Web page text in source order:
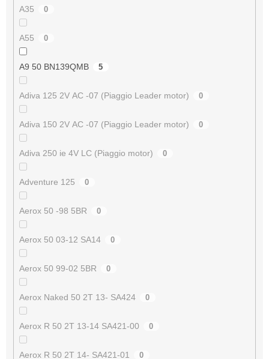
A35 0
A55 0
A9 50 BN139QMB 5
Adiva 125 2V AC -07 (Piaggio Leader motor) 0
Adiva 150 2V AC -07 (Piaggio Leader motor) 0
Adiva 250 ie 4V LC (Piaggio motor) 0
Adventure 125 0
Aerox 50 -98 5BR 0
Aerox 50 03-12 SA14 0
Aerox 50 99-02 5BR 0
Aerox Naked 50 2T 13- SA424 0
Aerox R 50 2T 13-14 SA421-00 0
Aerox R 50 2T 14- SA421-01 0